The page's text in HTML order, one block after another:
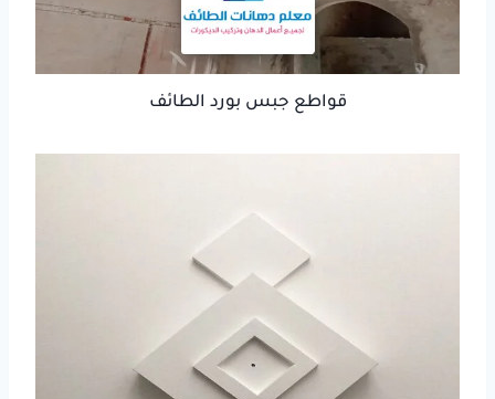
قواطع جبس بورد الطائف